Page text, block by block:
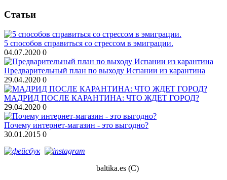
Статьи
5 способов справиться со стрессом в эмиграции.
04.07.2020 0
Предварительный план по выходу Испании из карантина
29.04.2020 0
МАДРИД ПОСЛЕ КАРАНТИНА: ЧТО ЖДЕТ ГОРОД?
29.04.2020 0
Почему интернет-магазин - это выгодно?
30.01.2015 0
baltika.es (С)